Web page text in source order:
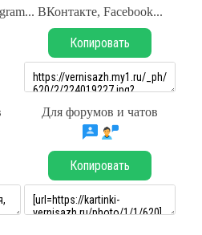
ВКонтакте, Facebook...
Копировать
Для форумов и чатов
Копировать